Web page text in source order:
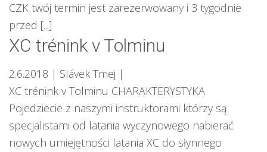
CZK twój termin jest zarezerwowany i 3 tygodnie
przed [...]
XC trénink v Tolminu
2.6.2018 | Slávek Tmej |
XC trénink v Tolminu CHARAKTERYSTYKA
Pojedziecie z naszymi instruktorami którzy są
specjalistami od latania wyczynowego nabierać
nowych umiejętności latania XC do słynnego